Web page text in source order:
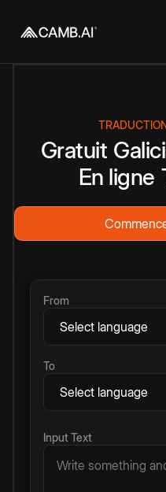
Gratuit
En ligne
From
To
Input Text